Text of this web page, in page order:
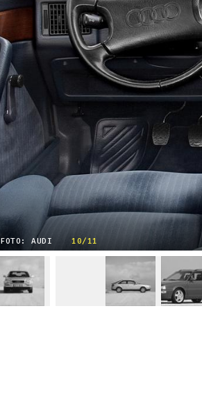
FOTO: AUDI 10/11